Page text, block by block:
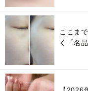
ここま
く「名